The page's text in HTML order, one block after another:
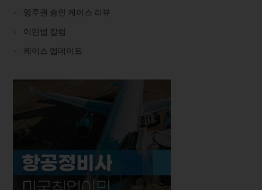
영주권 승인 케이스 리뷰
이민법 칼럼
케이스 업데이트